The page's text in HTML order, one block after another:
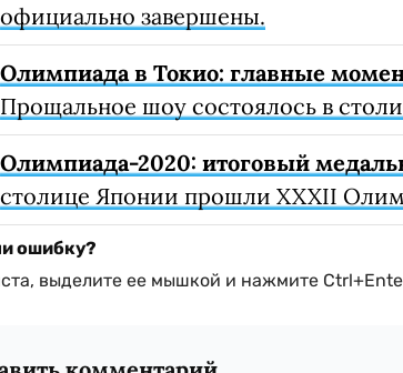
официально завершены.
Олимпиада в Токио: главные
Прощальное шоу состоялось в
Олимпиада-2020: итоговый
столице Японии прошли XXXII
ошибку?
выделите ее мышкой и нажмите